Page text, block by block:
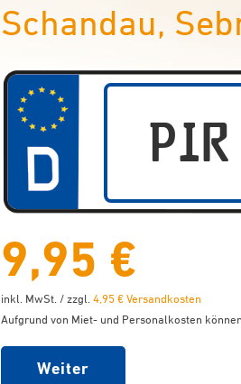
Schandau,
9,95 €
inkl. MwSt. / zzgl. 4,95 € Versandkosten
Aufgrund von Miet- und Personalkosten
Weiter